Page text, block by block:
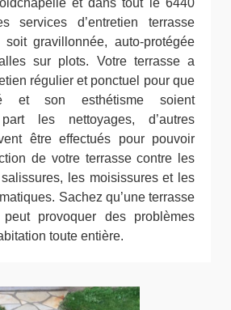
et dans tout le 6440
services d’entretien terrasse
soit gravillonnée, auto-protégée
sur plots. Votre terrasse a
régulier et ponctuel pour que
et son esthétisme soient
les nettoyages, d’autres
être effectués pour pouvoir
de votre terrasse contre les
les moisissures et les
Sachez qu’une terrasse
provoquer des problèmes
toute entière.